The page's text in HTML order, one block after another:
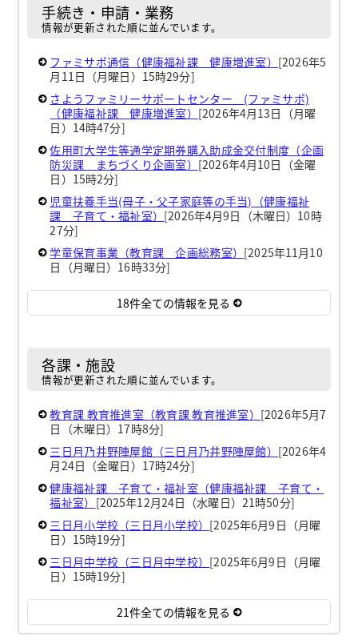
手続き・申請・業務
情報が更新された順に並んでいます。
ファミサポ通信（健康福祉課 健康増進室） [2026年5
月11日（月曜日）15時29分]
さようファミリーサポートセンター (ファミサポ)
（健康福祉課 健康増進室） [2026年4月13日（月曜
日）14時47分]
佐用町大学生等通学定期券購入助成金交付制度（企画
防災課 まちづくり企画室） [2026年4月10日（金曜
日）15時2分]
児童扶養手当(母子・父子家庭等の手当)（健康福祉
課 子育て・福祉室） [2026年4月9日（木曜日）10時
27分]
学童保育事業（教育課 企画総務室） [2025年11月10
日（月曜日）16時33分]
18件全ての情報を見る
各課・施設
情報が更新された順に並んでいます。
教育課 教育推進室（教育課 教育推進室） [2026年5月7
日（木曜日）17時8分]
三日月乃井野陣屋館（三日月乃井野陣屋館） [2026年4
月24日（金曜日）17時24分]
健康福祉課 子育て・福祉室（健康福祉課 子育て・
福祉室） [2025年12月24日（水曜日）21時50分]
三日月小学校（三日月小学校） [2025年6月9日（月曜
日）15時19分]
三日月中学校（三日月中学校） [2025年6月9日（月曜
日）15時19分]
21件全ての情報を見る